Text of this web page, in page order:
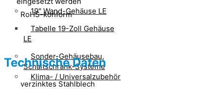
19″ Wand-Gehäuse LE
Tabelle 19-Zoll Gehäuse
LE
Sonder-Gehäusebau,
Schaltschrank-Systeme
Klima- / Universalzubehör
RoHS-konform
Technische Daten
verzinktes Stahlblech